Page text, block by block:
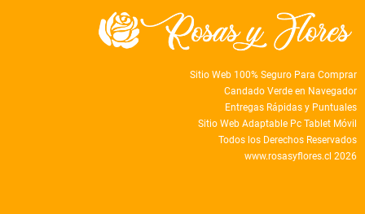
Sitio Web 100% Seguro Para Comprar
Candado Verde en Navegador
Entregas Rápidas y Puntuales
Sitio Web Adaptable Pc Tablet Móvil
Todos los Derechos Reservados
www.rosasyflores.cl 2026